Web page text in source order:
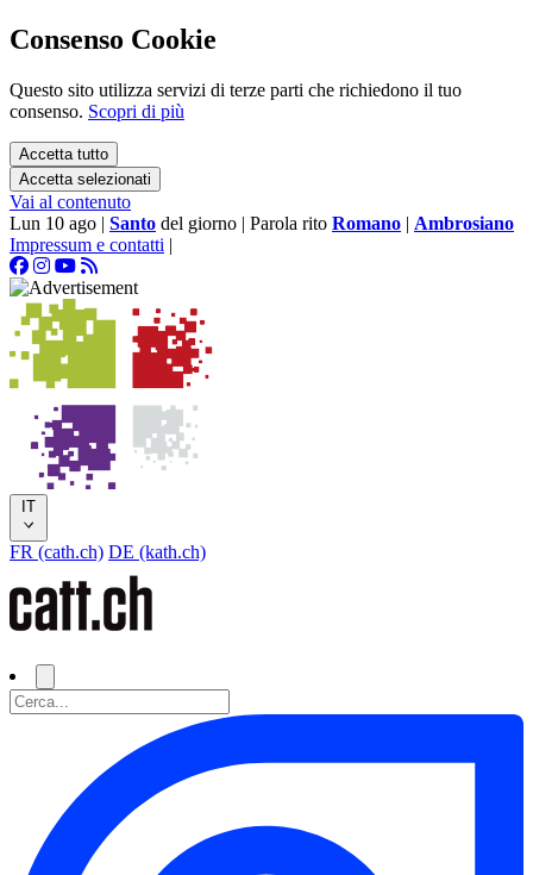
Consenso Cookie
Questo sito utilizza servizi di terze parti che richiedono il tuo
consenso. Scopri di più
Accetta tutto
Accetta selezionati
Vai al contenuto
Lun 10 ago | Santo del giorno | Parola rito Romano | Ambrosiano
Impressum e contatti |
IT
FR (cath.ch) DE (kath.ch)